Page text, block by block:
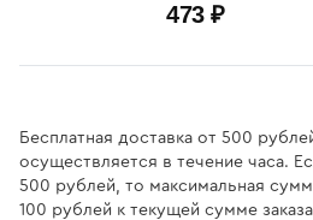
473 ₽
Бесплатная доставка от 500
осуществляется в течение часа.
500 рублей, то максимальная
100 рублей к текущей сумме